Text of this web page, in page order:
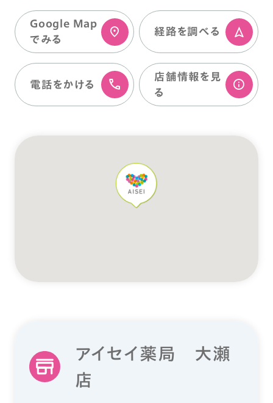
Google Map
でみる
経路を調べる
電話をかける
店舗情報を⾒
る
アイセイ薬局 大瀬
店